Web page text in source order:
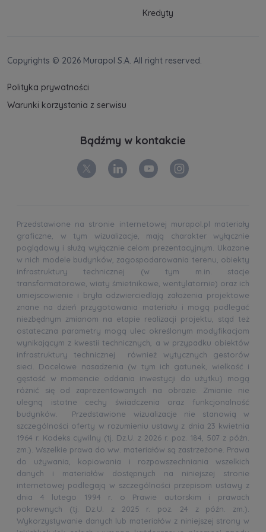
poprawie stosowanych funkcjonalności i usług
korzystania z Serwisu, a także w celach
uzasadnionych interesów realizowanych przez
także udostępniane
zaufanym partnerom
Twoje dane są współadministrowane przez
spółki z Grupy Kapitałowej Murapol. Więcej o
Kredyty
Copyrights © 2026 Murapol S.A. All right reserved.
Polityka prywatności
Warunki korzystania z serwisu
Bądźmy w kontakcie
Przedstawione na stronie internetowej murapol.pl materiały
graficzne, w tym wizualizacje, mają charakter wyłącznie
poglądowy i służą wyłącznie celom prezentacyjnym. Ukazane
w nich modele budynków, zagospodarowania terenu, obiekty
infrastruktury technicznej (w tym m.in. stacje
transformatorowe, wiaty śmietnikowe, wentylatornie) oraz ich
umiejscowienie i bryła odzwierciedlają założenia projektowe
znane na dzień przygotowania materiału i mogą podlegać
niezbędnym zmianom na etapie realizacji projektu, stąd też
ostateczna parametry mogą ulec określonym modyfikacjom
wynikającym z kwestii technicznych, a w przypadku obiektów
infrastruktury technicznej również wytycznych gestorów
sieci. Docelowe nasadzenia (w tym ich gatunek, wielkość i
gęstość w momencie oddania inwestycji do użytku) mogą
różnić się od zaprezentowanych na obrazie. Zmianie nie
ulegną istotne cechy świadczenia oraz funkcjonalność
budynków. Przedstawione wizualizacje nie stanowią w
szczególności oferty w rozumieniu ustawy z dnia 23 kwietnia
1964 r. Kodeks cywilny (tj. Dz.U. z 2026 r. poz. 184, 507 z późn.
zm.). Wszelkie prawa do ww. materiałów są zastrzeżone. Prawa
do używania, kopiowania i rozpowszechniania wszelkich
danych i materiałów dostępnych na niniejszej stronie
internetowej podlegają w szczególności przepisom ustawy z
dnia 4 lutego 1994 r. o Prawie autorskim i prawach
pokrewnych (tj. Dz.U. z 2025 r. poz. 24 z późn. zm.).
Wykorzystywanie danych lub materiałów z niniejszej strony w